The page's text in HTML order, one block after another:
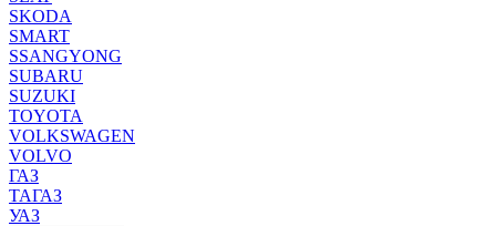
SKODA
SMART
SSANGYONG
SUBARU
SUZUKI
TOYOTA
VOLKSWAGEN
VOLVO
ГАЗ
ТАГАЗ
УАЗ